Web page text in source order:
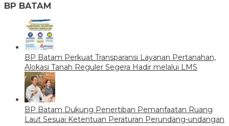
BP BATAM
BP Batam Perkuat Transparansi Layanan Pertanahan,
Alokasi Tanah Reguler Segera Hadir melalui LMS
BP Batam Dukung Penertiban Pemanfaatan Ruang
Laut Sesuai Ketentuan Peraturan Perundang-undangan